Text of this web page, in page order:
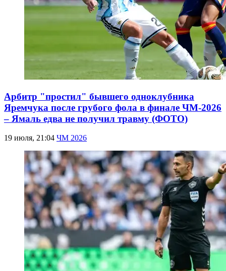
Арбитр "простил" бывшего одноклубника
Яремчука после грубого фола в финале ЧМ-2026
– Ямаль едва не получил травму (ФОТО)
19 июля, 21:04 ЧМ 2026